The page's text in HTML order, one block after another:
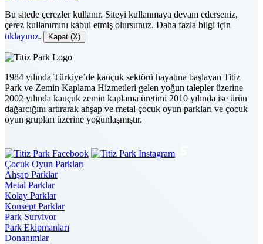
Bu sitede çerezler kullanır. Siteyi kullanmaya devam ederseniz,
çerez kullanımını kabul etmiş olursunuz. Daha fazla bilgi için
tıklayınız.
Kapat (X)
1984 yılında Türkiye’de kauçuk sektörü hayatına başlayan Titiz
Park ve Zemin Kaplama Hizmetleri gelen yoğun talepler üzerine
2002 yılında kauçuk zemin kaplama üretimi 2010 yılında ise ürün
dağarcığını artırarak ahşap ve metal çocuk oyun parkları ve çocuk
oyun grupları üzerine yoğunlaşmıştır.
Çocuk Oyun Parkları
Ahşap Parklar
Metal Parklar
Kolay Parklar
Konsept Parklar
Park Survivor
Park Ekipmanları
Donanımlar